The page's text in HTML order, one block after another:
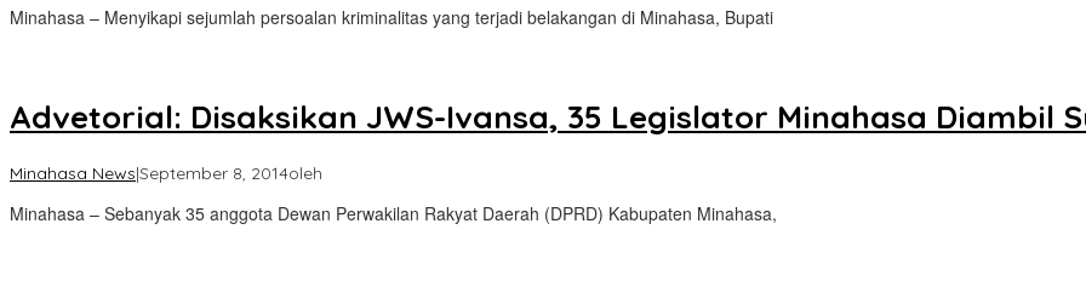
Minahasa – Menyikapi sejumlah persoalan kriminalitas yang terjadi belakangan di Minahasa, Bupati
Advetorial: Disaksikan JWS-Ivansa, 35 Legislator Minahasa Diambil
Minahasa News|September 8, 2014oleh
Minahasa – Sebanyak 35 anggota Dewan Perwakilan Rakyat Daerah (DPRD) Kabupaten Minahasa,